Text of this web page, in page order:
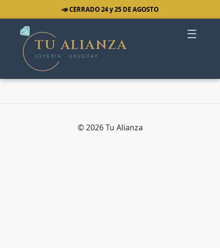
📣 CERRADO 24 y 25 DE AGOSTO
TU ALIANZA
JOYERÍA · URUGUAY
☰
© 2026 Tu Alianza